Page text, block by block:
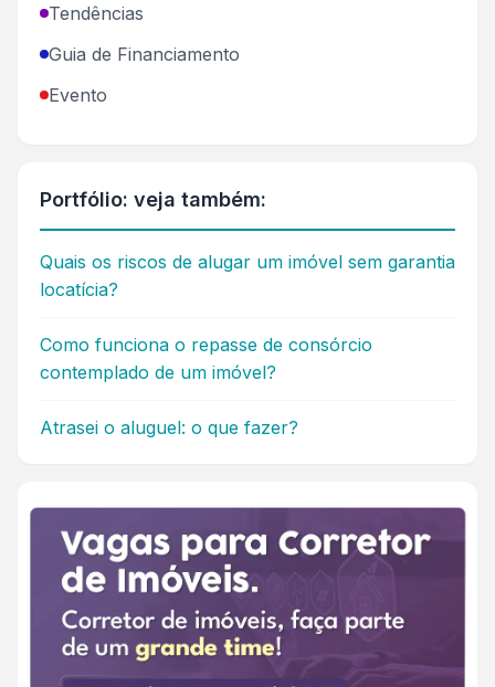
Tendências
Guia de Financiamento
Evento
Portfólio: veja também:
Quais os riscos de alugar um imóvel sem garantia
locatícia?
Como funciona o repasse de consórcio
contemplado de um imóvel?
Atrasei o aluguel: o que fazer?